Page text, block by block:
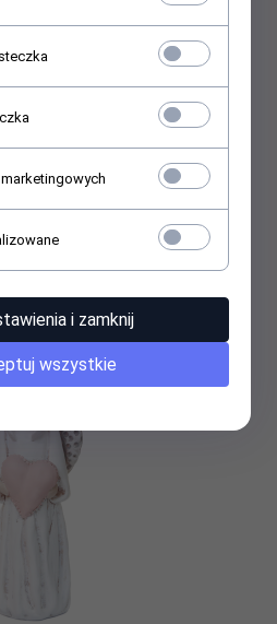
- wys. 23 cm
marketingowych
i zamknij
wszystkie